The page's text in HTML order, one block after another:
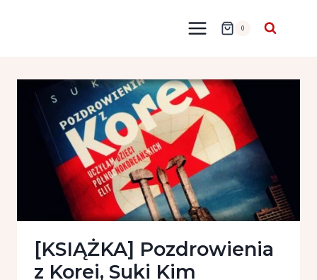
0
[KSIĄŻKA] Pozdrowienia
z Korei, Suki Kim